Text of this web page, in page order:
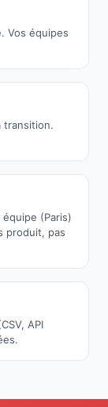
Vos équipes
transition.
(Paris)
produit, pas
API